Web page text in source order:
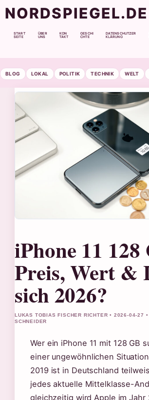
NORDSPIEGEL.DE
START
SEITE
ÜBER
UNS
KON
TAKT
GESCHI
CHTE
DATENSCHUTZER
KLÄRUNG
BLOG LOKAL POLITIK TECHNIK WELT
iPhone 11 128
Preis, Wert &
sich 2026?
LUKAS TOBIAS FISCHER RICHTER • 2026-04-27
SCHNEIDER
Wer ein iPhone 11 mit 128 GB
einer ungewöhnlichen
2019 ist in Deutschland
jedes aktuelle Mittelklasse-
gleichzeitig wird Apple im Jahr